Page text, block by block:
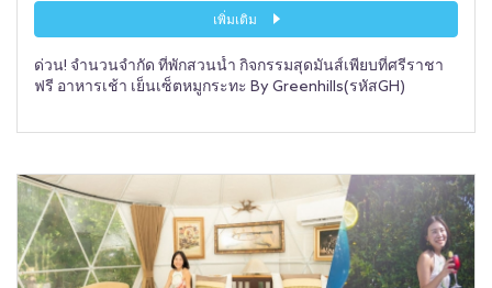
เพิ่มเติม
ด่วน! จำนวนจำกัด ที่พักสวนน้ำ กิจกรรมสุดมันส์เพียบที่ศรีราชา
ฟรี อาหารเช้า เย็นเซ็ตหมูกระทะ By Greenhills(รหัสGH)